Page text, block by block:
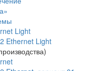
Light
Ethernet Light